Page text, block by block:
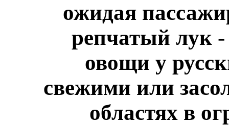
ожидая
репчатый лук
овощи у
свежими или
областях в